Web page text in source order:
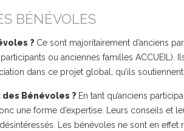
BÉNÉVOLES
? Ce sont majoritairement d’anciens
ou anciennes familles ACCUEIL).
dans ce projet global, qu’ils
Bénévoles ? En tant qu’anciens
une forme d’expertise. Leurs conseils et
Les bénévoles ne sont en effet